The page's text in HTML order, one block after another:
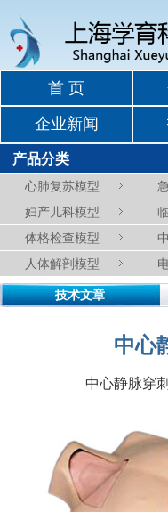
首 页
企业新闻
产品分类
心肺复苏模型
妇产儿科模型
体格检查模型
人体解剖模型
技术文章
中心
中心静脉穿